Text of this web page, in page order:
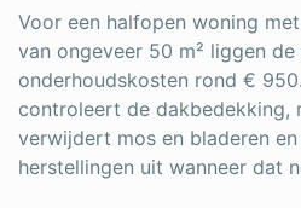
Voor een halfopen woning
van ongeveer 50 m² liggen
onderhoudskosten rond €
controleert de dakbedekking,
verwijdert mos en bladeren
herstellingen uit wanneer dat